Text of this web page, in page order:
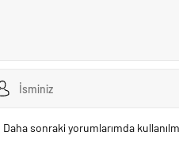
Daha sonraki yorumlarımda